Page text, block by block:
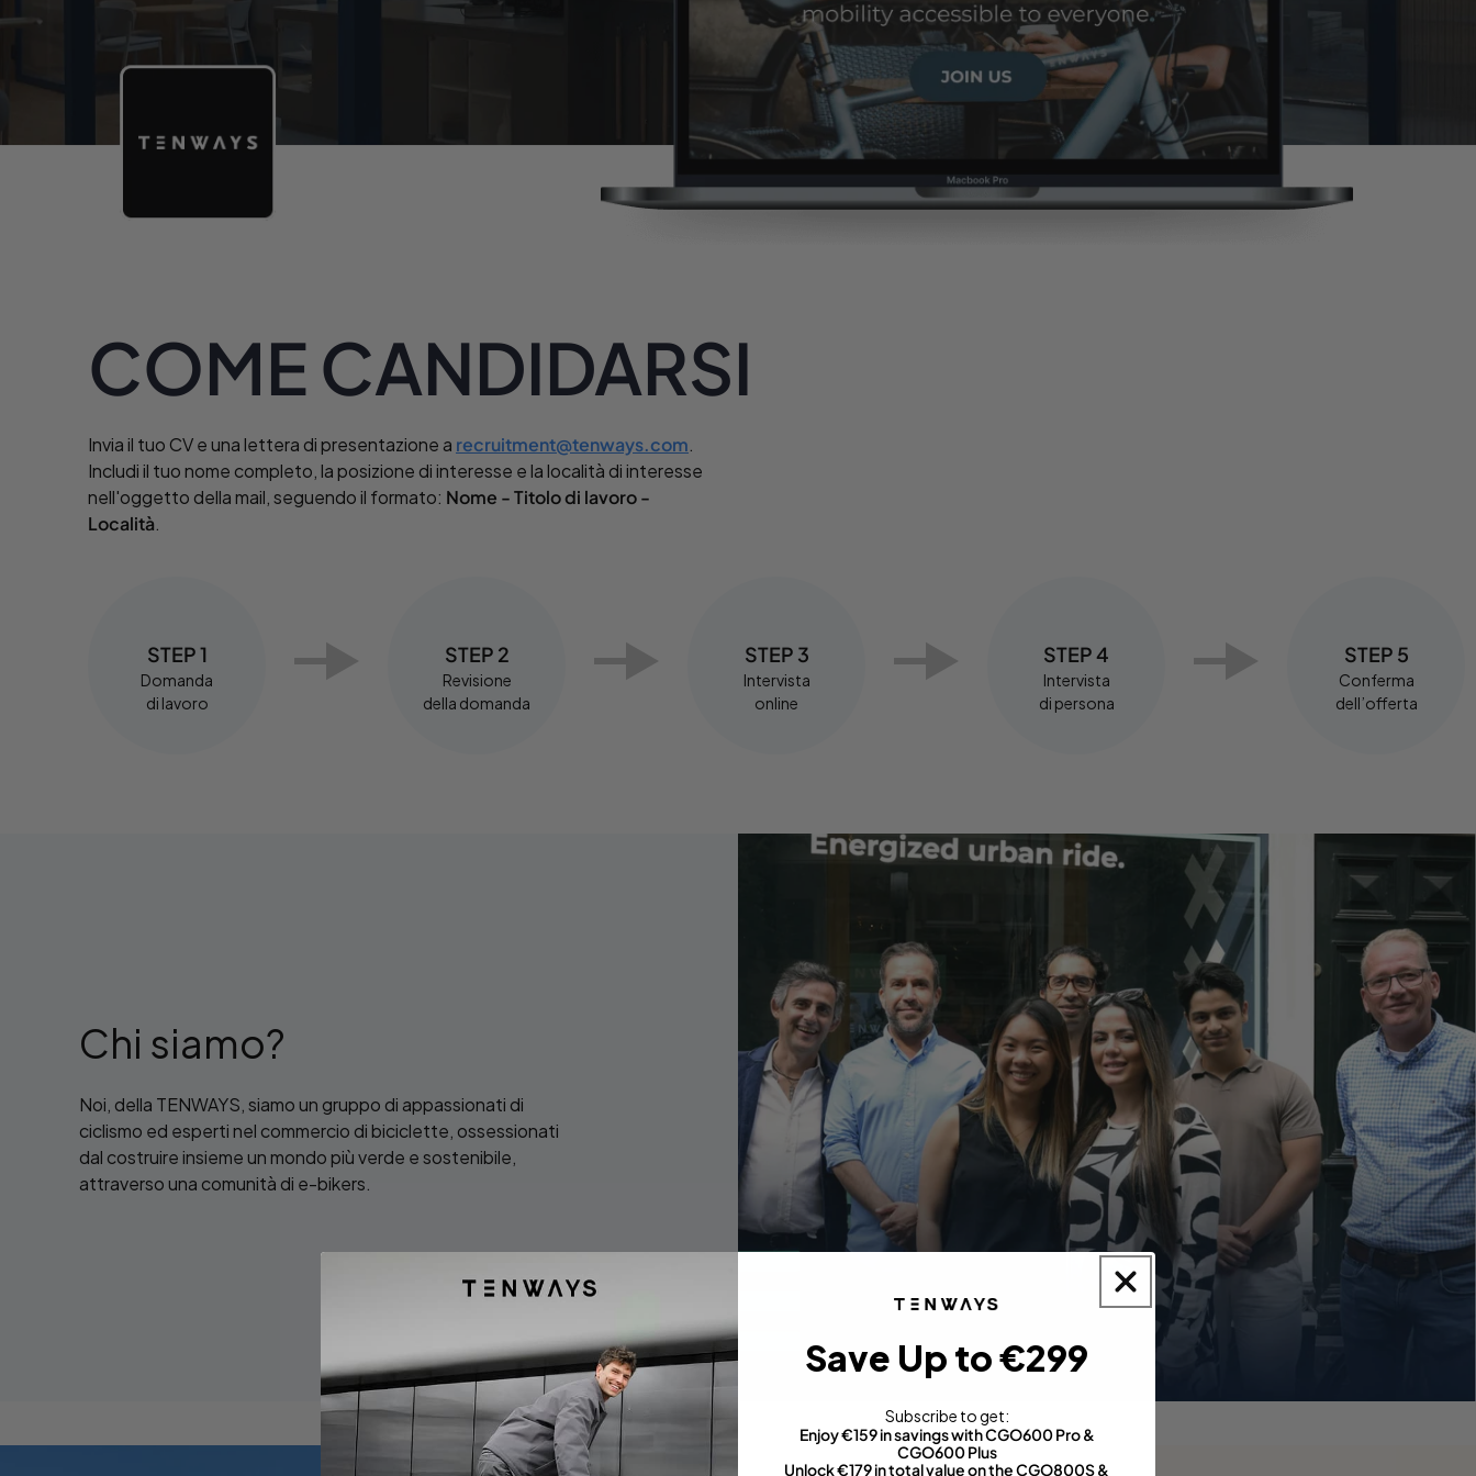
COME CANDIDARSI
Invia il tuo CV e una lettera di presentazione a recruitment@tenways.com.
Includi il tuo nome completo, la posizione di interesse e la località di interesse
nell'oggetto della mail, seguendo il formato: Nome - Titolo di lavoro -
Località.
STEP 1
Domanda
di lavoro
STEP 2
Revisione
della domanda
STEP 3
Intervista
online
STEP 4
Intervista
di persona
STEP 5
Conferma
dell’offerta
Chi siamo?
Noi, della TENWAYS, siamo un gruppo di appassionati di
ciclismo ed esperti nel commercio di biciclette, ossessionati
dal costruire insieme un mondo più verde e sostenibile,
attraverso una comunità di e-bikers.
Save Up to €299
Subscribe to get:
Enjoy €159 in savings with CGO600 Pro &
CGO600 Plus
Unlock €179 in total value on the CGO800S &